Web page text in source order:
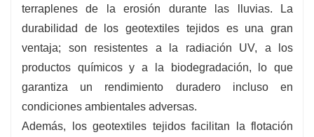
terraplenes de la erosión durante las lluvias. La
durabilidad de los geotextiles tejidos es una gran
ventaja; son resistentes a la radiación UV, a los
productos químicos y a la biodegradación, lo que
garantiza un rendimiento duradero incluso en
condiciones ambientales adversas.
Además, los geotextiles tejidos facilitan la flotación